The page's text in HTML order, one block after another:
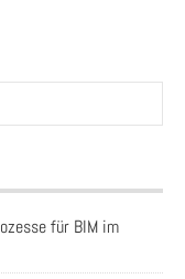
für BIM im